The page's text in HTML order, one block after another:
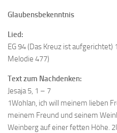
Glaubensbekenntnis
Lied:
EG 94 (Das Kreuz ist aufgerichtet)
Melodie 477)
Text zum Nachdenken:
Jesaja 5, 1 – 7
1Wohlan, ich will meinem lieben
meinem Freund und seinem
Weinberg auf einer fetten Höhe.